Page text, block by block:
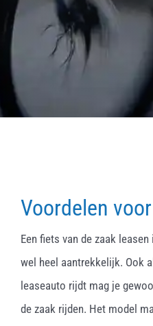
Voordelen
Een fiets van de zaak
wel heel aantrekkelijk. Ook
leaseauto rijdt mag je
de zaak rijden. Het model